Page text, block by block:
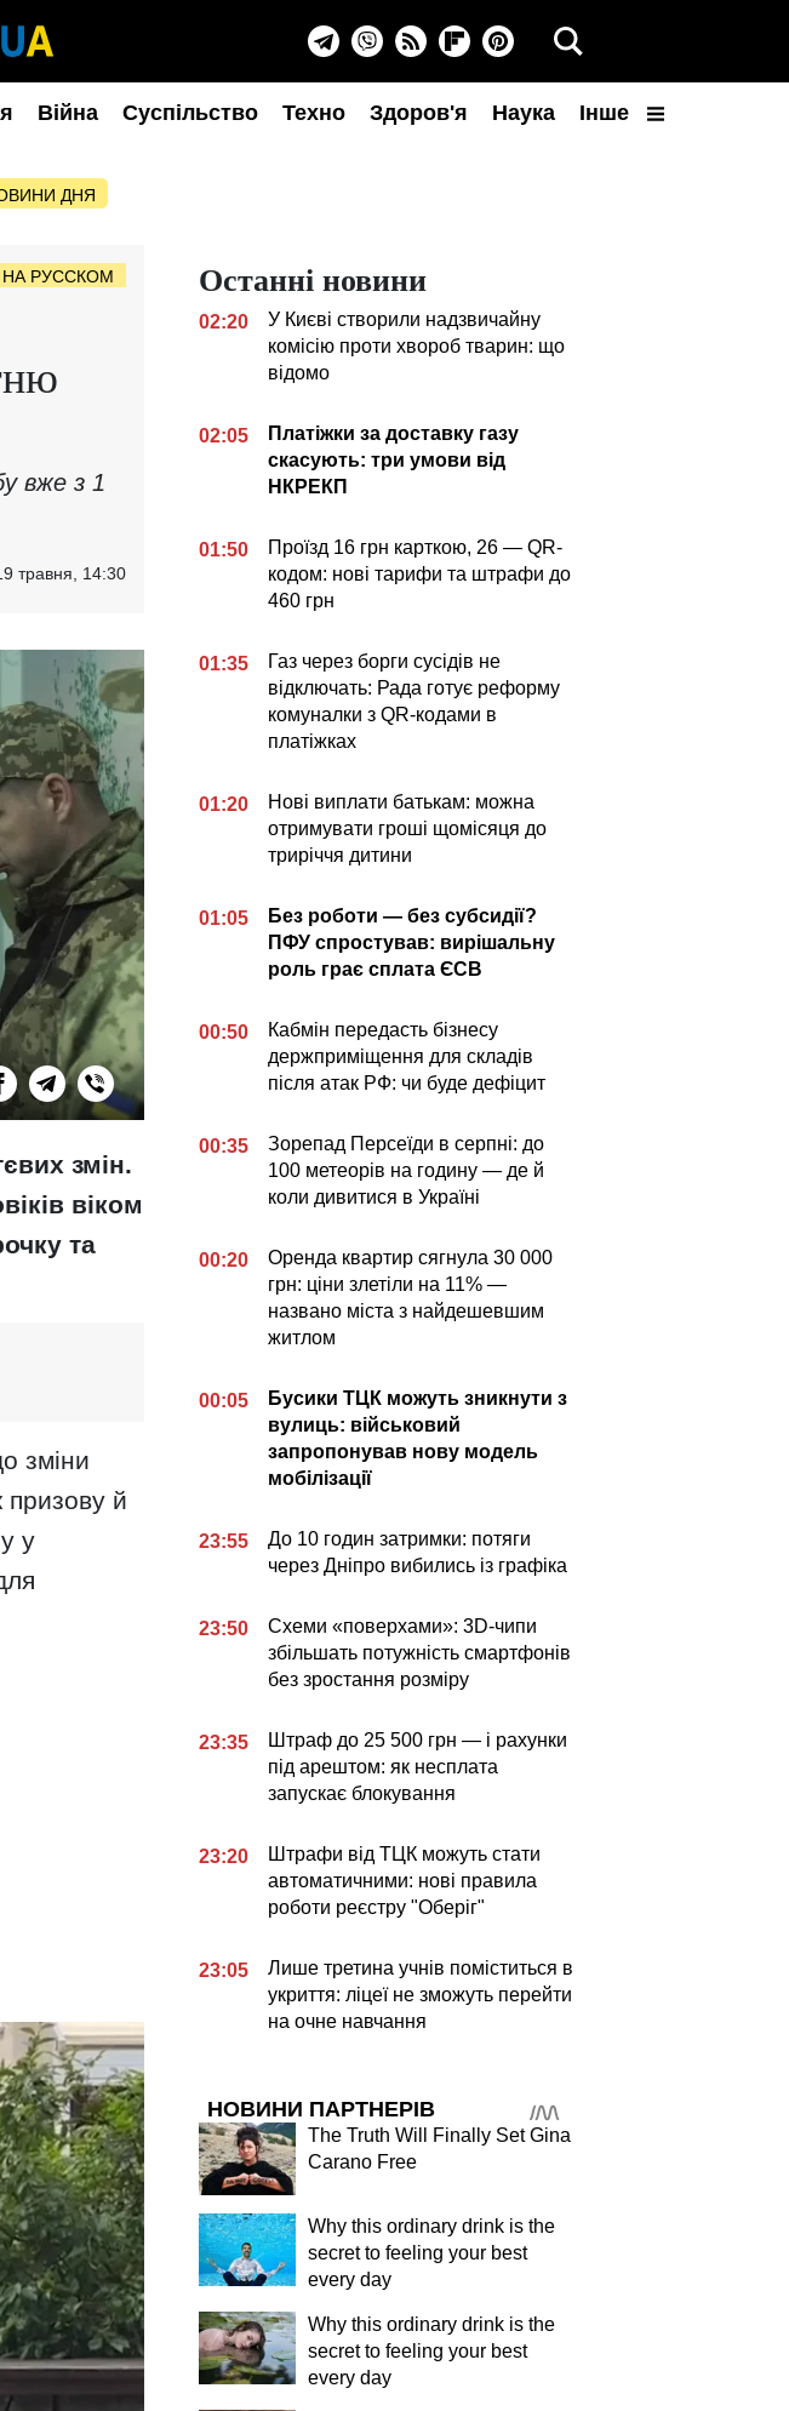
Війна Суспільство Техно Здоров'я Наука Інше
ДНЯ
НА РУССКОМ
вже з 1
травня, 14:30
змін.
віком
та
зміни
призову й
у
Останні новини
02:20
У Києві створили надзвичайну
комісію проти хвороб тварин: що
відомо
02:05
Платіжки за доставку газу
скасують: три умови від
НКРЕКП
01:50
Проїзд 16 грн карткою, 26 — QR-
кодом: нові тарифи та штрафи до
460 грн
01:35
Газ через борги сусідів не
відключать: Рада готує реформу
комуналки з QR-кодами в
платіжках
01:20
Нові виплати батькам: можна
отримувати гроші щомісяця до
триріччя дитини
01:05
Без роботи — без субсидії?
ПФУ спростував: вирішальну
роль грає сплата ЄСВ
00:50
Кабмін передасть бізнесу
держприміщення для складів
після атак РФ: чи буде дефіцит
00:35
Зорепад Персеїди в серпні: до
100 метеорів на годину — де й
коли дивитися в Україні
00:20
Оренда квартир сягнула 30 000
грн: ціни злетіли на 11% —
названо міста з найдешевшим
житлом
00:05
Бусики ТЦК можуть зникнути з
вулиць: військовий
запропонував нову модель
мобілізації
23:55
До 10 годин затримки: потяги
через Дніпро вибились із графіка
23:50
Схеми «поверхами»: 3D-чипи
збільшать потужність смартфонів
без зростання розміру
23:35
Штраф до 25 500 грн — і рахунки
під арештом: як несплата
запускає блокування
23:20
Штрафи від ТЦК можуть стати
автоматичними: нові правила
роботи реєстру "Оберіг"
23:05
Лише третина учнів поміститься в
укриття: ліцеї не зможуть перейти
на очне навчання
НОВИНИ ПАРТНЕРІВ
The Truth Will Finally Set Gina
Carano Free
Why this ordinary drink is the
secret to feeling your best
every day
Why this ordinary drink is the
secret to feeling your best
every day